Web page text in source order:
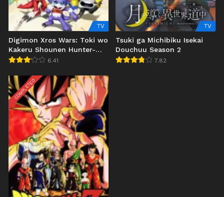
TV
Digimon Xros Wars: Toki wo
Kakeru Shounen Hunter-
tachi
6.41
TV
Tsuki ga Michibiku Isekai
Douchuu Season 2
7.82
COMPLETED